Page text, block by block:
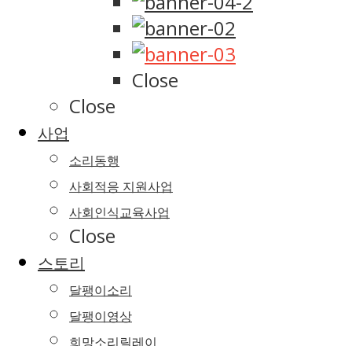
Close
Close
사업
소리동행
사회적응 지원사업
사회인식교육사업
Close
스토리
달팽이소리
달팽이영상
희망소리릴레이